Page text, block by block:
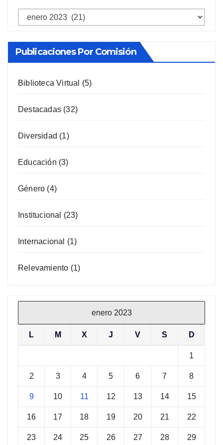
Archivos
Publicaciones Por Comisión
Biblioteca Virtual (5)
Destacadas (32)
Diversidad (1)
Educación (3)
Género (4)
Institucional (23)
Internacional (1)
Relevamiento (1)
enero 2023
L M X J V S D
1
2 3 4 5 6 7 8
9 10 11 12 13 14 15
16 17 18 19 20 21 22
23 24 25 26 27 28 29